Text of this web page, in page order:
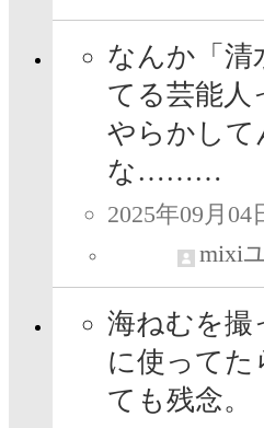
なんか「清
てる芸能人
やらかして
な………
2025年09月04
mixi
海ねむを撮
に使ってた
ても残念。